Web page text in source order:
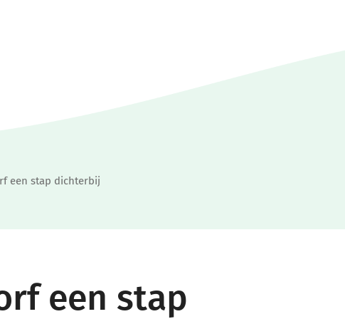
een stap dichterbij
een stap